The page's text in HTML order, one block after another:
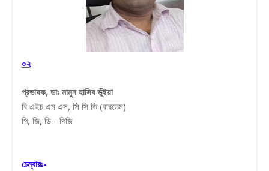
০২
প্রভাষক, ডাঃ মামুন হাসিব ভূঁইয়া
বি এইচ এম এস, সি সি ডি (বারডেম)
পি, জি, ডি - পিজি
চেম্বারঃ-